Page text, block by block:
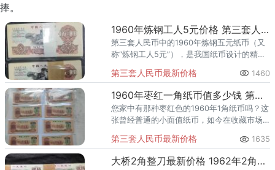
捧。
【藏品内容】
第三套人民币大全套一共包含27张纸币：
10元总共2张：2罗马10元一张、3罗马10元一张
5元总共2张：2罗马五星水印5元一张，3罗马五星水印5元
一张。
2元总共2张：五星水印2元一张，五星古币水印2元一张。
1元总共3张：2罗马五星水印1元一张，3罗马五星水印1元
一张，3罗马古币水印1元一张。
5角总共3张：平版无水印5角一张，凹凸版五星水印5角一
张，平版五星水印5角一张。
1960年炼钢工人5元价格 第三套人民币5元值多少钱
第三套人民币中的1960年炼钢五元纸币（又
称“炼钢工人5元”），是我国纸币设计的精
这张纸币发行于1962年4月20日，2000年7
月1日停
第三套人民币最新价格 1460
1960年枣红一角纸币值多少钱 第三套人民币枣红壹角价格
您家中有那种枣红色的1960年1角纸币吗？这
张曾经普通的小面值纸币，如今在收藏市场
元到数千元不等！根据2025年最新市场行
情，1960年枣红一
第三套人民币最新价格 1635
大桥2角整刀最新价格 1962年2角刀货价值多少钱